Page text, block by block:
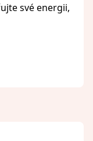
své energii,